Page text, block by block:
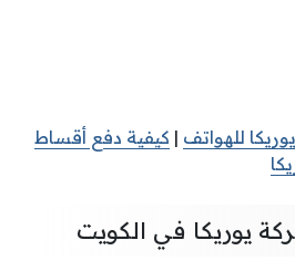
للهواتف | كيفية دفع أقساط
يوريكا في الكويت